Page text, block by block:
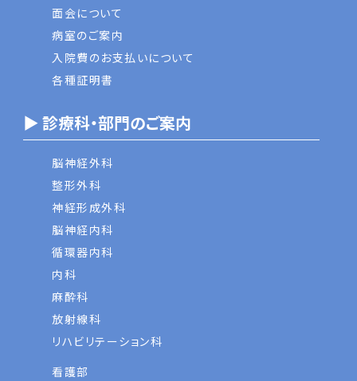
面会について
病室のご案内
入院費のお支払いについて
各種証明書
▶ 診療科・部門のご案内
脳神経外科
整形外科
神経形成外科
脳神経内科
循環器内科
内科
麻酔科
放射線科
リハビリテーション科
看護部